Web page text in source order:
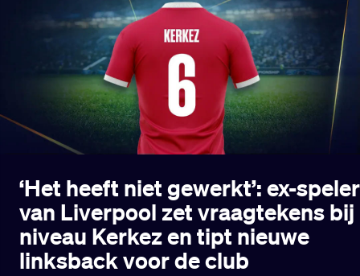
‘Het heeft niet gewerkt’: ex-speler
van Liverpool zet vraagtekens bij
niveau Kerkez en tipt nieuwe
linksback voor de club